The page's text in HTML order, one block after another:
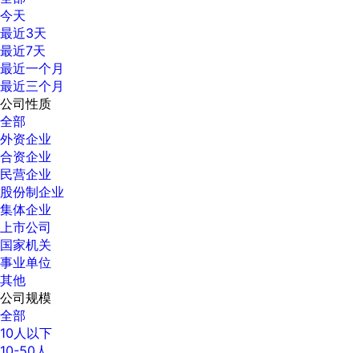
今天
最近3天
最近7天
最近一个月
最近三个月
公司性质
全部
外资企业
合资企业
民营企业
股份制企业
集体企业
上市公司
国家机关
事业单位
其他
公司规模
全部
10人以下